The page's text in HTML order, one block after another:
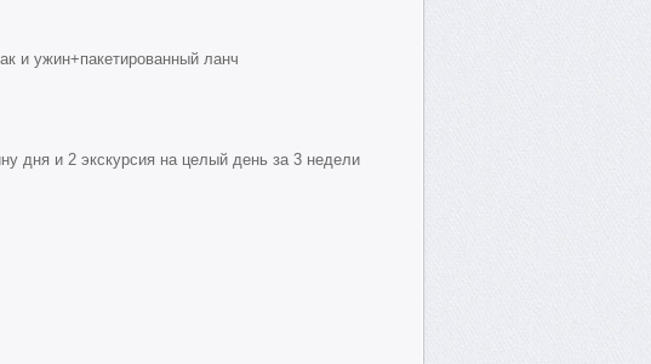
и ужин+пакетированный ланч
дня и 2 экскурсия на целый день за 3 недели